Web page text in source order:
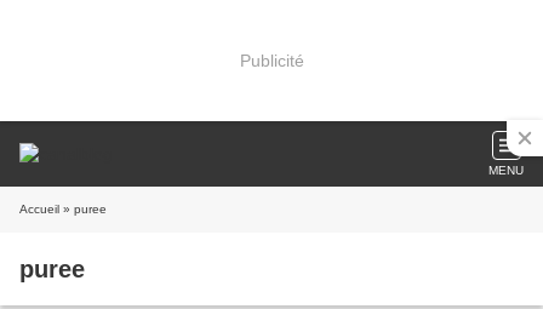
Publicité
MENU
Accueil » puree
puree